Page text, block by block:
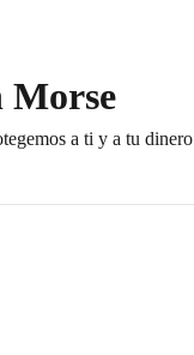
Morse
a ti y a tu dinero